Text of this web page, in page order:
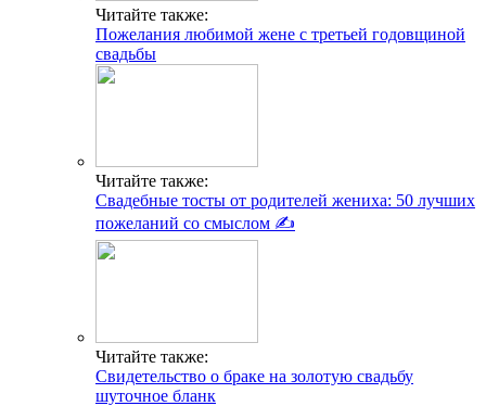
Читайте также:
Пожелания любимой жене с третьей годовщиной
свадьбы
Читайте также:
Свадебные тосты от родителей жениха: 50 лучших
пожеланий со смыслом ✍
Читайте также:
Свидетельство о браке на золотую свадьбу
шуточное бланк